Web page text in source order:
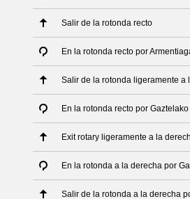
Salir de la rotonda recto
En la rotonda recto por
Salir de la rotonda ligeramente a
En la rotonda recto por
Exit rotary ligeramente a la
En la rotonda a la derecha por
Salir de la rotonda a la derecha